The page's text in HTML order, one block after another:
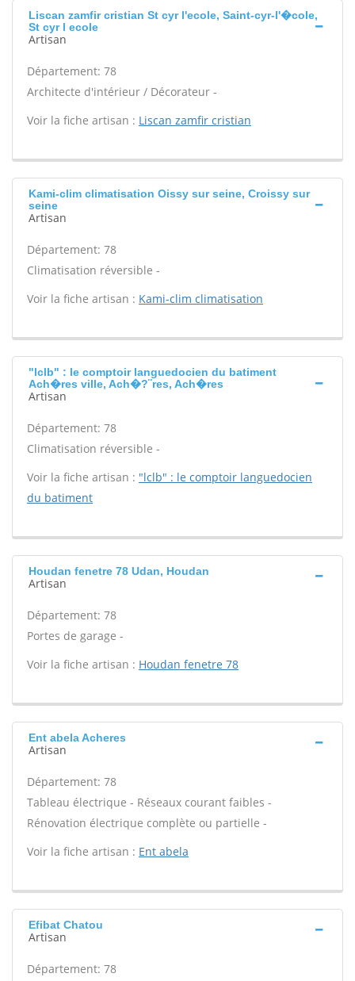
Liscan zamfir cristian St cyr l'ecole, Saint-cyr-l'�cole,
St cyr l ecole
Artisan
Département: 78
Architecte d'intérieur / Décorateur -
Voir la fiche artisan : Liscan zamfir cristian
Kami-clim climatisation Oissy sur seine, Croissy sur
seine
Artisan
Département: 78
Climatisation réversible -
Voir la fiche artisan : Kami-clim climatisation
"lclb" : le comptoir languedocien du batiment
Ach�res ville, Ach�?¨res, Ach�res
Artisan
Département: 78
Climatisation réversible -
Voir la fiche artisan : "lclb" : le comptoir languedocien
du batiment
Houdan fenetre 78 Udan, Houdan
Artisan
Département: 78
Portes de garage -
Voir la fiche artisan : Houdan fenetre 78
Ent abela Acheres
Artisan
Département: 78
Tableau électrique - Réseaux courant faibles -
Rénovation électrique complète ou partielle -
Voir la fiche artisan : Ent abela
Efibat Chatou
Artisan
Département: 78